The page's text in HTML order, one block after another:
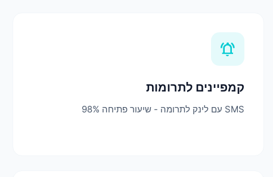
notifications_active
קמפיינים לתרומות
SMS עם לינק לתרומה - שיעור פתיחה 98%